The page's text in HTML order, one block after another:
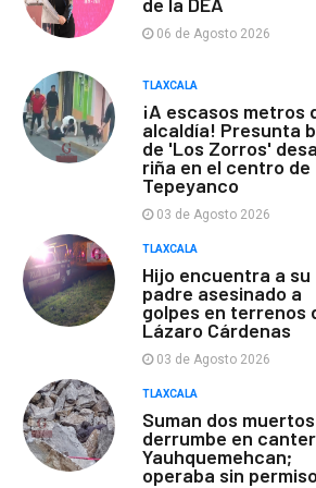
06 de Agosto 2026
TLAXCALA
¡A escasos metros
alcaldía! Presunta
de 'Los Zorros'
riña en el centro de
Tepeyanco
03 de Agosto 2026
TLAXCALA
Hijo encuentra a su
padre asesinado a
golpes en terrenos
Lázaro Cárdenas
03 de Agosto 2026
TLAXCALA
Suman dos
derrumbe en
Yauhquemehcan;
operaba sin